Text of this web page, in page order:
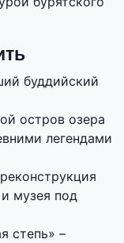
буддийский
остров озера
легендами
музея под
степь» –